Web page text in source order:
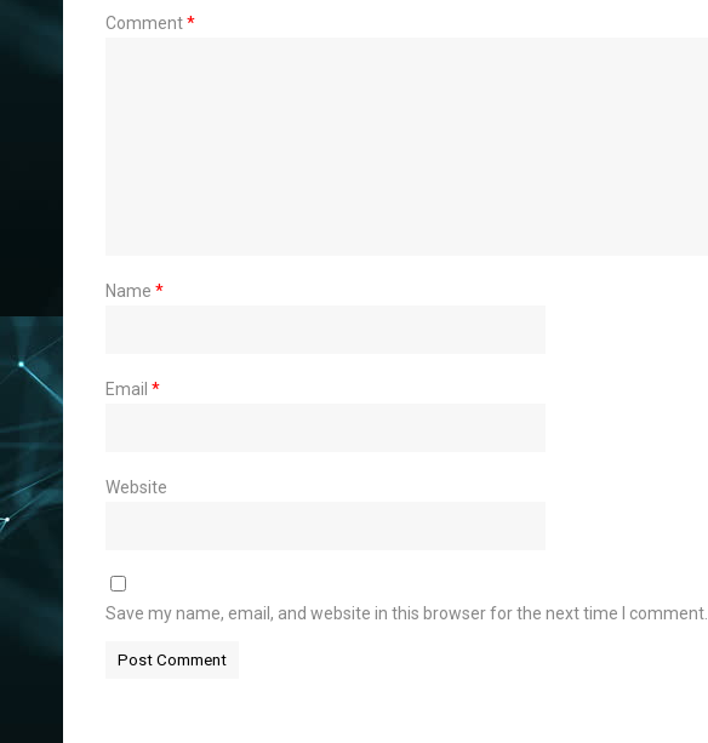
Comment*
Name *
Email *
Website
Save my name, email, and website in this browser for the next time I comment.